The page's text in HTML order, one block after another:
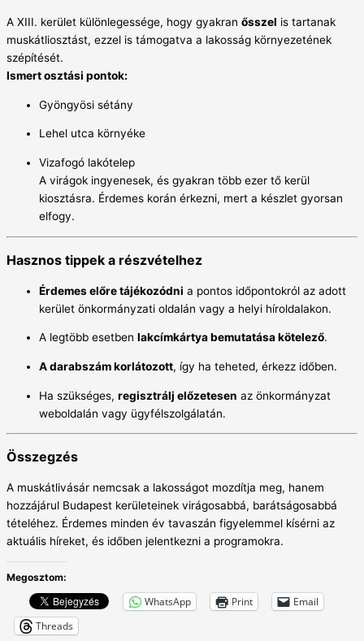
A XIII. kerület különlegessége, hogy gyakran ősszel is tartanak
muskátliosztást, ezzel is támogatva a lakosság környezetének
szépítését.
Ismert osztási pontok:
Gyöngyösi sétány
Lehel utca környéke
Vizafogó lakótelep
A virágok ingyenesek, és gyakran több ezer tő kerül
kiosztásra. Érdemes korán érkezni, mert a készlet gyorsan
elfogy.
Hasznos tippek a részvételhez
Érdemes előre tájékozódni a pontos időpontokról az adott
kerület önkormányzati oldalán vagy a helyi híroldalakon.
A legtöbb esetben lakcímkártya bemutatása kötelező.
A darabszám korlátozott, így ha teheted, érkezz időben.
Ha szükséges, regisztrálj előzetesen az önkormányzat
weboldalán vagy ügyfélszolgálatán.
Összegzés
A muskátlivásár nemcsak a lakosságot mozdítja meg, hanem
hozzájárul Budapest kerületeinek virágosabbá, barátságosabbá
tételéhez. Érdemes minden év tavaszán figyelemmel kísérni az
aktuális híreket, és időben jelentkezni a programokra.
Megosztom:
WhatsApp Print
Email
Threads